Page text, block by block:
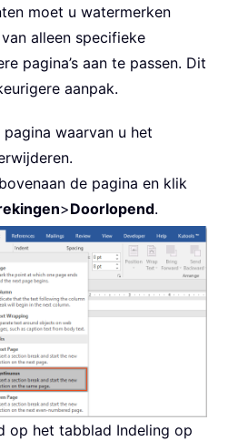
moet u watermerken
alleen specifieke
pagina’s aan te passen. Dit
aanpak.
waarvan u het
de pagina en klik
>Doorlopend.
op het tabblad Indeling op